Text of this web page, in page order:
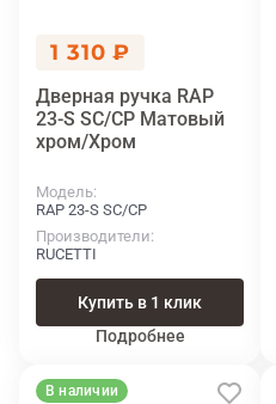
1 310 ₽
Дверная ручка RAP
23-S SC/CP Матовый
хром/Хром
Модель
RAP 23-S SC/CP
Производители
RUCETTI
Купить в 1 клик
Подробнее
В наличии